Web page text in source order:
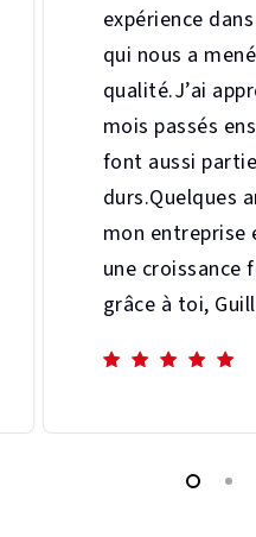
expérience
qui nous a
qualité.J’ai
mois passés
font aussi
durs.Quelques
mon entreprise
une croissance
grâce à toi,